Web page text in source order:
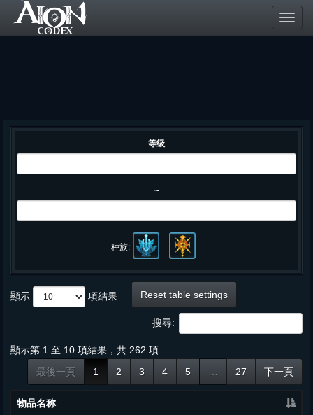
等级
~
种族:
顯示 項結果 Reset table settings
搜尋:
顯示第 1 至 10 項結果，共 262 項
最後一頁
1 2 3 4 5 27 下一頁
物品名称